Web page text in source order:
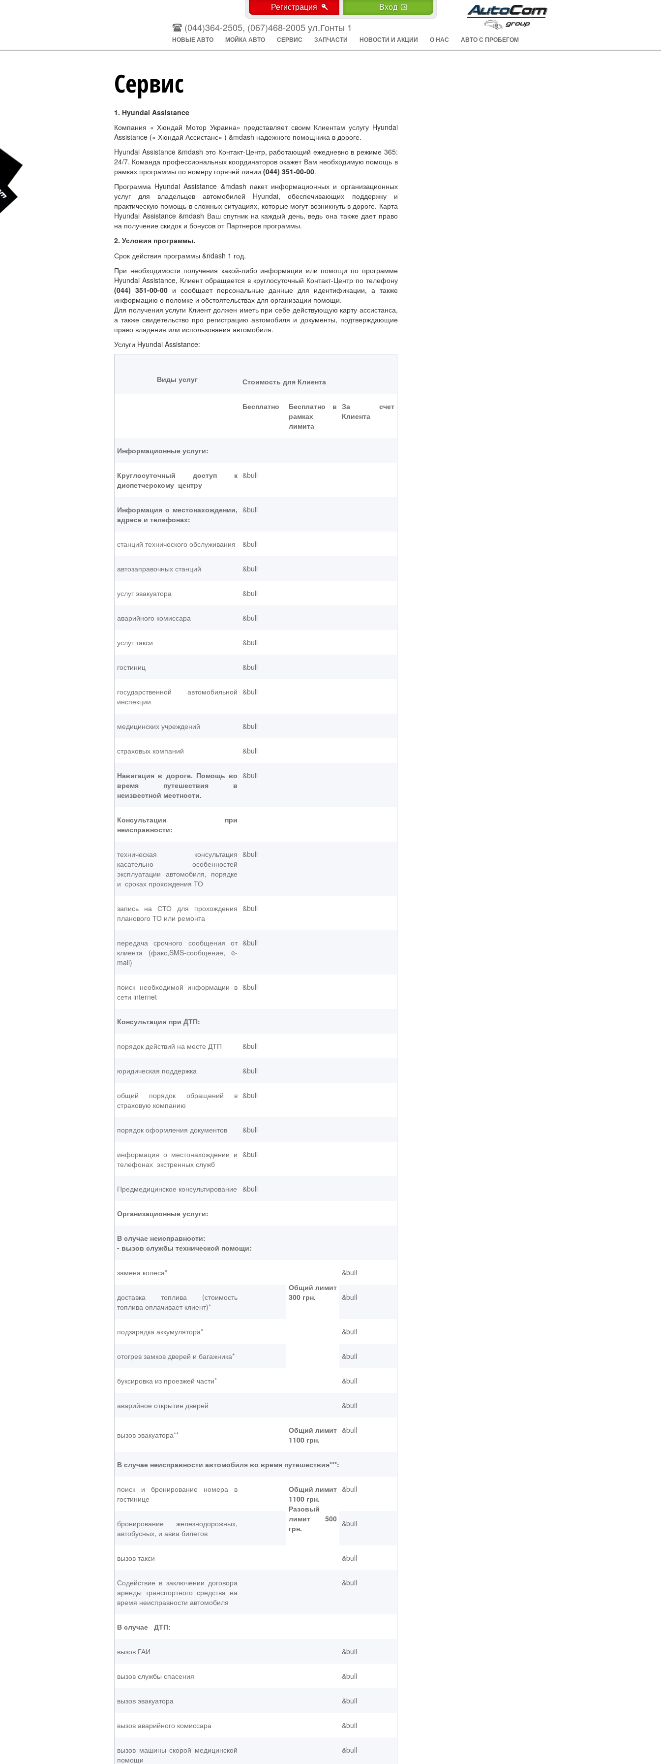
Регистрация Вход
(044)364-2505, (067)468-2005 ул.Гонты 1
НОВЫЕ АВТО МОЙКА АВТО СЕРВИС ЗАПЧАСТИ НОВОСТИ И АКЦИИ О НАС АВТО С ПРОБЕГОМ
Сервис
1. Hyundai Assistance
Компания « Хюндай Мотор Украина» представляет своим Клиентам услугу Hyundai
Assistance (« Хюндай Ассистанс» ) &mdash надежного помощника в дороге.
Hyundai Assistance &mdash это Контакт-Центр, работающий ежедневно в режиме 365:
24/7. Команда профессиональных координаторов окажет Вам необходимую помощь в
рамках программы по номеру горячей линии (044) 351-00-00.
Программа Hyundai Assistance &mdash пакет информационных и организационных
услуг для владельцев автомобилей Hyundai, обеспечивающих поддержку и
практическую помощь в сложных ситуациях, которые могут возникнуть в дороге. Карта
Hyundai Assistance &mdash Ваш спутник на каждый день, ведь она также дает право
на получение скидок и бонусов от Партнеров программы.
2. Условия программы.
Срок действия программы &ndash 1 год.
При необходимости получения какой-либо информации или помощи по программе
Hyundai Assistance, Клиент обращается в круглосуточный Контакт-Центр по телефону
(044) 351-00-00 и сообщает персональные данные для идентификации, а также
информацию о поломке и обстоятельствах для организации помощи.
Для получения услуги Клиент должен иметь при себе действующую карту ассистанса,
а также свидетельство про регистрацию автомобиля и документы, подтверждающие
право владения или использования автомобиля.
Услуги Hyundai Assistance:
Виды услуг Стоимость для Клиента
Бесплатно
Бесплатно в
рамках
лимита
За счет
Клиента
Информационные услуги:
Круглосуточный доступ к
диспетчерскому центру
&bull
Информация о местонахождении,
адресе и телефонах:
&bull
станций технического обслуживания &bull
автозаправочных станций &bull
услуг эвакуатора &bull
аварийного комиссара &bull
услуг такси &bull
гостиниц &bull
государственной автомобильной
инспекции
&bull
медицинских учреждений &bull
страховых компаний &bull
Навигация в дороге. Помощь во
время путешествия в
неизвестной местности.
&bull
Консультации при
неисправности:
техническая консультация
касательно особенностей
эксплуатации автомобиля, порядке
и сроках прохождения ТО
&bull
запись на СТО для прохождения
планового ТО или ремонта
&bull
передача срочного сообщения от
клиента (факс,SMS-сообщение, e-
mail)
&bull
поиск необходимой информации в
сети internet
&bull
Консультации при ДТП:
порядок действий на месте ДТП &bull
юридическая поддержка &bull
общий порядок обращений в
страховую компанию
&bull
порядок оформления документов &bull
информация о местонахождении и
телефонах экстренных служб
&bull
Предмедицинское консультирование &bull
Организационные услуги:
В случае неисправности:
- вызов службы технической помощи:
замена колеса*
Общий лимит
300 грн.
&bull
доставка топлива (стоимость
топлива оплачивает клиент)*
&bull
подзарядка аккумулятора* &bull
отогрев замков дверей и багажника* &bull
буксировка из проезжей части* &bull
аварийное открытие дверей &bull
вызов эвакуатора**
Общий лимит
1100 грн.
&bull
В случае неисправности автомобиля во время путешествия***:
поиск и бронирование номера в
гостинице
Общий лимит
1100 грн.
Разовый
лимит 500
грн.
&bull
бронирование железнодорожных,
автобусных, и авиа билетов
&bull
вызов такси &bull
Содействие в заключении договора
аренды транспортного средства на
время неисправности автомобиля
&bull
В случае ДТП:
вызов ГАИ &bull
вызов службы спасения &bull
вызов эвакуатора &bull
вызов аварийного комиссара &bull
вызов машины скорой медицинской
помощи
&bull